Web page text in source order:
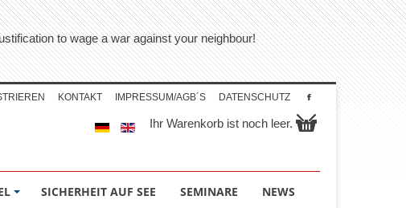
to wage a war against your neighbour!
KONTAKT IMPRESSUM/AGB´S DATENSCHUTZ
Ihr Warenkorb ist noch leer.
SICHERHEIT AUF SEE SEMINARE NEWS